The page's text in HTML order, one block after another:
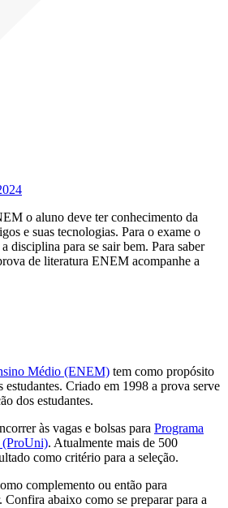
o aluno deve ter conhecimento da
e suas tecnologias. Para o exame o
disciplina para se sair bem. Para saber
de literatura ENEM acompanhe a
Médio (ENEM) tem como propósito
estudantes. Criado em 1998 a prova serve
dos estudantes.
às vagas e bolsas para Programa
(ProUni). Atualmente mais de 500
como critério para a seleção.
complemento ou então para
abaixo como se preparar para a